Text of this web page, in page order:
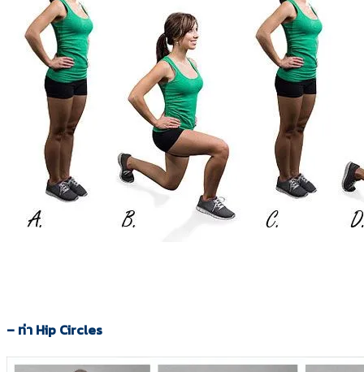
– ท่า Hip Circles